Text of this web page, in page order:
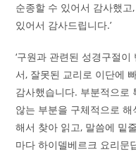
순종할 수 있어서 감사했
있어서 감사드립니다.’
‘구원과 관련된 성경구절
서, 잘못된 교리로 이단에
감사했습니다. 부분적으로
않는 부분을 구체적으로
해서 찾아 읽고, 말씀에 밑
마다 하이델베르크 요리문